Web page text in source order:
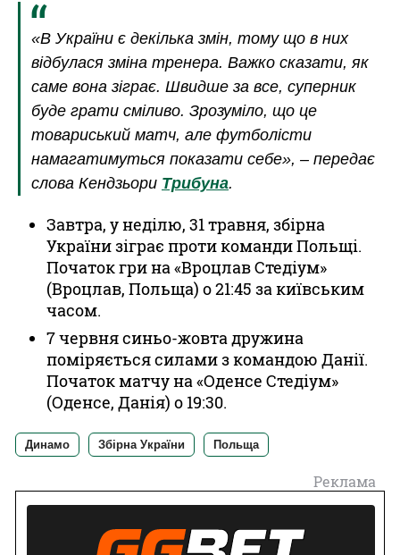
«В України є декілька змін, тому що в них
відбулася зміна тренера. Важко сказати, як
саме вона зіграє. Швидше за все, суперник
буде грати сміливо. Зрозуміло, що це
товариський матч, але футболісти
намагатимуться показати себе», – передає
слова Кендзьори Трибуна.
Завтра, у неділю, 31 травня, збірна
України зіграє проти команди Польщі.
Початок гри на «Вроцлав Стедіум»
(Вроцлав, Польща) о 21:45 за київським
часом.
7 червня синьо-жовта дружина
поміряється силами з командою Данії.
Початок матчу на «Оденсе Стедіум»
(Оденсе, Данія) о 19:30.
Динамо Збірна України Польща
Реклама